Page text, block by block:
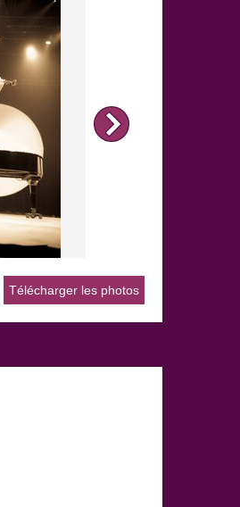
Télécharger les photos